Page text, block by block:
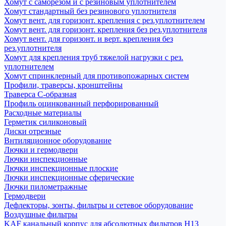
Хомут с саморезом и с резиновым уплотнителем
Хомут стандартный без резинового уплотнителя
Хомут вент. для горизонт. крепления с рез.уплотнителем
Хомут вент. для горизонт. крепления без рез.уплотнителя
Хомут вент. для горизонт. и верт. крепления без
рез.уплотнителя
Хомут для крепления труб тяжелой нагрузки с рез.
уплотнителем
Хомут спринклерный для противопожарных систем
Профили, траверсы, кронштейны
Траверса С-образная
Профиль оцинкованный перфорированный
Расходные материалы
Герметик силиконовый
Диски отрезные
Внтиляционное оборудование
Лючки и гермодвери
Лючки инспекционные
Лючки инспекционные плоские
Лючки инспекционные сферические
Лючки пилометражные
Гермодвери
Дефлекторы, зонты, фильтры и сетевое оборудование
Воздушные фильтры
KAF канальный корпус для абсолютных фильтров H13